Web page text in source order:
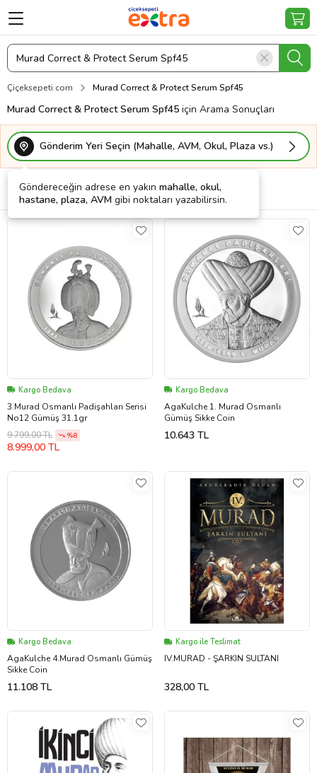
Çiçeksepeti.com Murad Correct & Protect Serum Spf45
Murad Correct & Protect Serum Spf45 için Arama Sonuçları
Gönderim Yeri Seçin (Mahalle, AVM, Okul, Plaza vs.)
Göndereceğin adrese en yakın mahalle, okul,
hastane, plaza, AVM gibi noktaları yazabilirsin.
Filtrele Sırala Kargo Bedava
Kargo Bedava
3.Murad Osmanlı Padişahları Serisi
No12 Gümüş 31.1gr
9.799,00 TL
%8
8.999,00 TL
Kargo Bedava
AgaKulche 1. Murad Osmanlı
Gümüş Sikke Coin
10.643 TL
Kargo Bedava
AgaKulche 4.Murad Osmanlı Gümüş
Sikke Coin
11.108 TL
Kargo ile Teslimat
IV.MURAD - ŞARKIN SULTANI
328,00 TL